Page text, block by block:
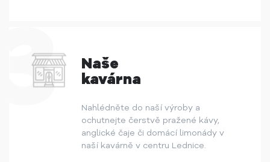
Naše
kavárna
Nahlédněte do naší výroby a
ochutnejte čerstvě pražené kávy,
anglické čaje či domácí limonády v
naší kavárně v centru Lednice.